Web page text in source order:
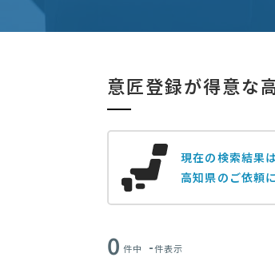
意匠登録が得意な
現在の検索結果
高知県のご依頼
0 件中 -件表示